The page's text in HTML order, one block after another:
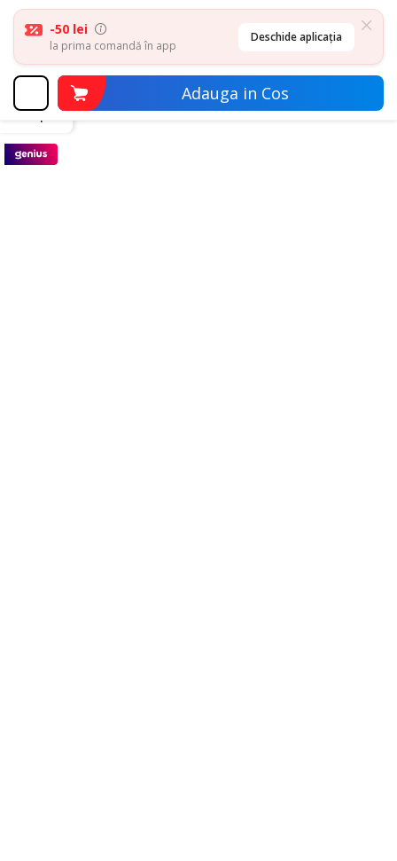
-50 lei
la prima comandă în app
Deschide aplicația
Adauga in Cos
Librarie online Beletristica Fictiune Fictiune W W
inapoi